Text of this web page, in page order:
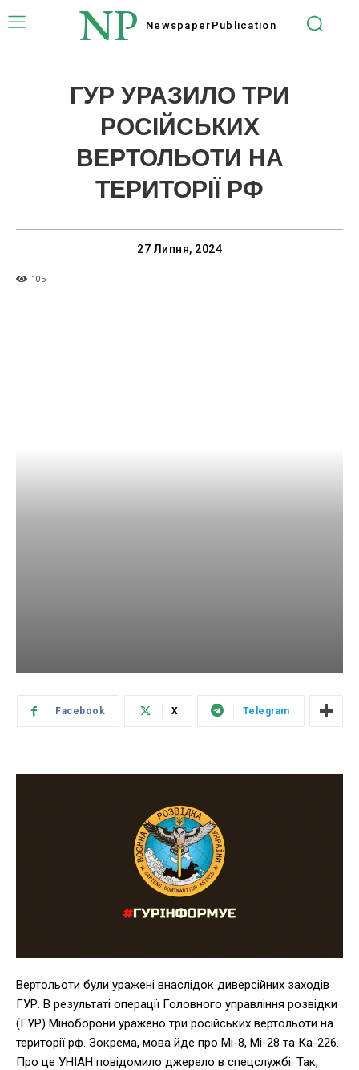
NP Newspaper Publication
ГУР УРАЗИЛО ТРИ
РОСІЙСЬКИХ
ВЕРТОЛЬОТИ НА
ТЕРИТОРІЇ РФ
27 Липня, 2024
105
Facebook X Telegram
Вертольоти були уражені внаслідок диверсійних заходів
ГУР. В результаті операції Головного управління розвідки
(ГУР) Міноборони уражено три російських вертольоти на
території рф. Зокрема, мова йде про Мі-8, Мі-28 та Ка-226.
Про це УНІАН повідомило джерело в спецслужбі. Так,